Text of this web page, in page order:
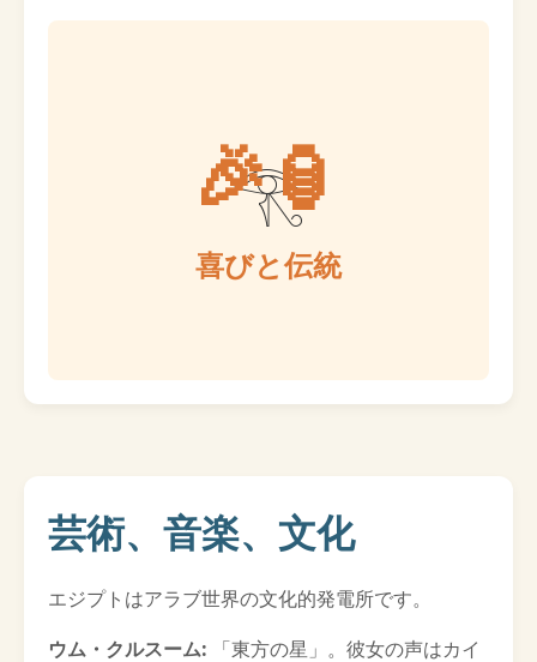
🎉🏮
喜びと伝統
芸術、音楽、文化
エジプトはアラブ世界の文化的発電所です。
ウム・クルスーム: 「東方の星」。彼女の声はカイ